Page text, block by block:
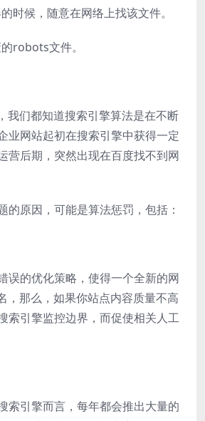
候，随意在网络上找该文件。
robots文件。
我们都知道搜索引擎算法是在不断
业网站起初在搜索引擎中获得一定
营后期，突然出现在百度找不到网
的原因，可能是算法惩罚，包括：
误的优化策略，使得一个全新的网
，那么，如果你站点内容质量不高
索引擎监控边界，而促使相关人工
索引擎而言，每年都会推出大量的